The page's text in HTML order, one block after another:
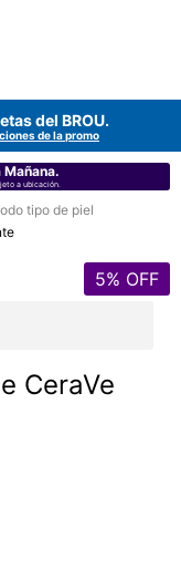
del BROU.
de la promo
Mañana.
a ubicación.
tipo de piel
5% OFF
CeraVe